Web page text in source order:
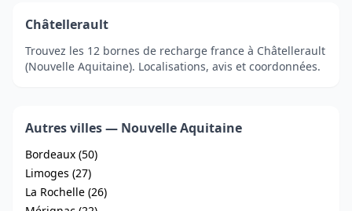
Châtellerault
Trouvez les 12 bornes de recharge france à Châtellerault
(Nouvelle Aquitaine). Localisations, avis et coordonnées.
Autres villes — Nouvelle Aquitaine
Bordeaux (50)
Limoges (27)
La Rochelle (26)